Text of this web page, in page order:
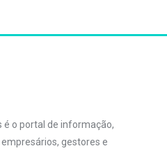
é o portal de informação,
gestores e